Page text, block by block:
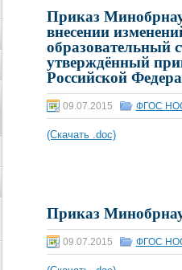
Приказ
внесении
образовательный
утверждённый
Российской
09.07.2015 ФГОС
(Скачать .doc)
Приказ
09.07.2015 ФГОС